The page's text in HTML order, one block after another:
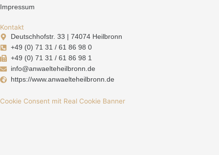
Impressum
Kontakt
Deutschhofstr. 33 | 74074 Heilbronn
+49 (0) 71 31 / 61 86 98 0
+49 (0) 71 31 / 61 86 98 1
info@anwaelteheilbronn.de
https://www.anwaelteheilbronn.de
Cookie Consent mit Real Cookie Banner